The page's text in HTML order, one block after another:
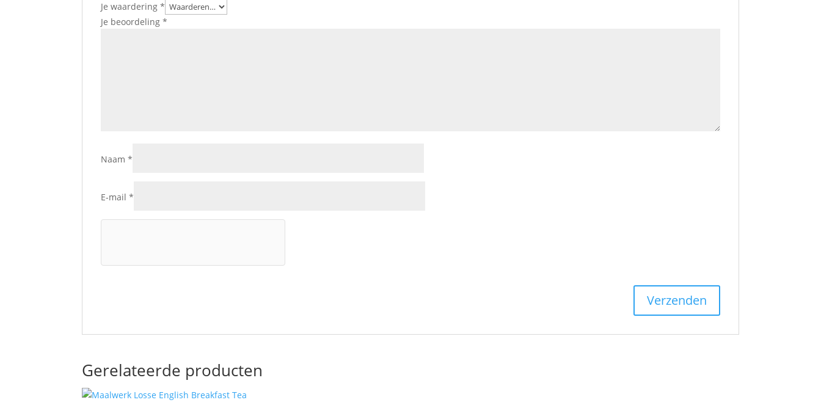
Je waardering*
Je beoordeling*
Naam*
E-mail*
Gerelateerde producten